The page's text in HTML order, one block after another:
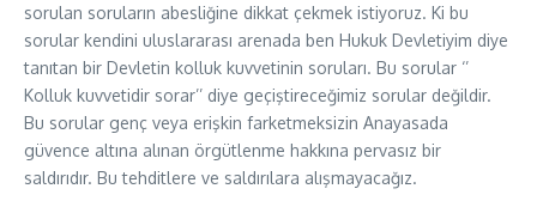
sorulan soruların abesliğine dikkat çekmek istiyoruz. Ki bu
sorular kendini uluslararası arenada ben Hukuk Devletiyim diye
tanıtan bir Devletin kolluk kuvvetinin soruları. Bu sorular ‘’
Kolluk kuvvetidir sorar’’ diye geçiştireceğimiz sorular değildir.
Bu sorular genç veya erişkin farketmeksizin Anayasada
güvence altına alınan örgütlenme hakkına pervasız bir
saldırıdır. Bu tehditlere ve saldırılara alışmayacağız.